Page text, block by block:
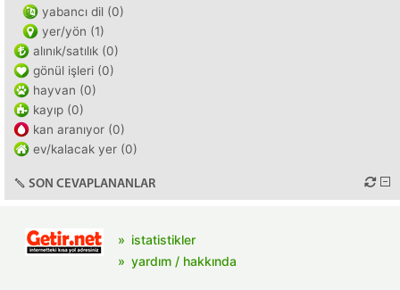
yabancı dil (0)
yer/yön (1)
alınık/satılık (0)
gönül işleri (0)
hayvan (0)
kayıp (0)
kan aranıyor (0)
ev/kalacak yer (0)
SON CEVAPLANANLAR
istatistikler
yardım / hakkında